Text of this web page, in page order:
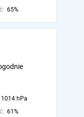
65%
1014 hPa
61%